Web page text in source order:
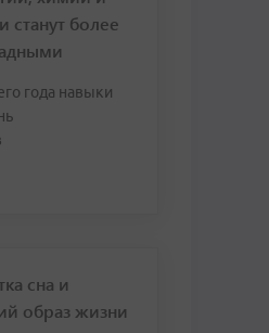
станут более
года навыки
сна и
образ жизни